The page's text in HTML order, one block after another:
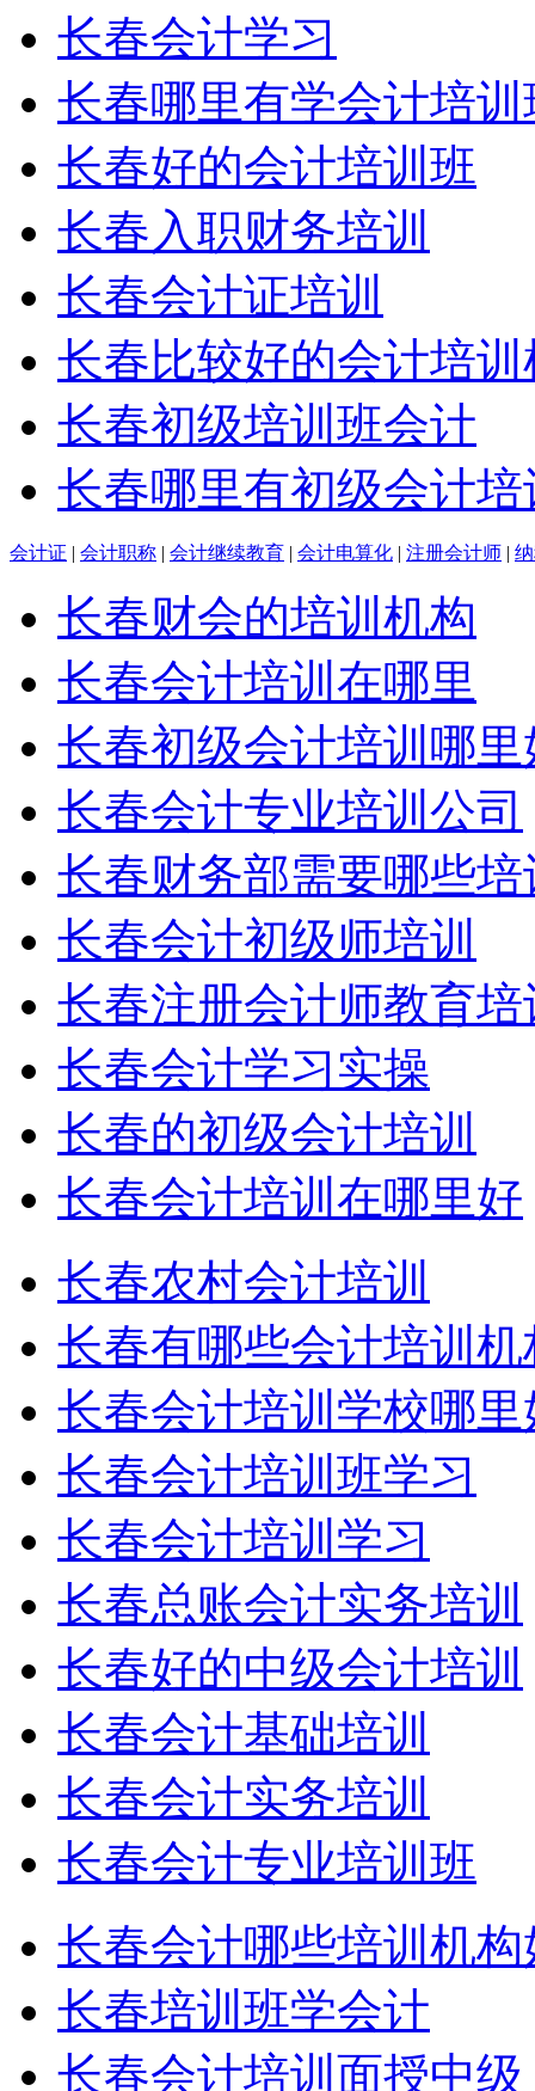
长春会计学习
长春哪里有学会计培训
长春好的会计培训班
长春入职财务培训
长春会计证培训
长春比较好的会计培训
长春初级培训班会计
长春哪里有初级会计
会计证 | 会计职称 | 会计继续教育 | 会计电算化 | 注册会计师 |
长春财会的培训机构
长春会计培训在哪里
长春初级会计培训哪里
长春会计专业培训公司
长春财务部需要哪些培
长春会计初级师培训
长春注册会计师教育培
长春会计学习实操
长春的初级会计培训
长春会计培训在哪里好
长春农村会计培训
长春有哪些会计培训机
长春会计培训学校哪里
长春会计培训班学习
长春会计培训学习
长春总账会计实务培训
长春好的中级会计培训
长春会计基础培训
长春会计实务培训
长春会计专业培训班
长春会计哪些培训机构
长春培训班学会计
长春会计培训面授中级